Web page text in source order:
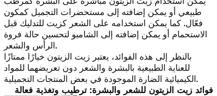
طبيعي أو يمكن إضافته إلى مستحضرات التجميل كمكون
فعّال. كما يمكن استخدامه على الشعر كزيت للتدليك قبل
الاستحمام أو يمكن إضافته إلى الشامبو لتحسين حالة فروة
الرأس والشعر.
بالنظر إلى هذه الفوائد، يعتبر زيت الزيتون خيارًا ممتازًا
للعناية الطبيعية بالبشرة والشعر دون تعريضهما للمواد
الكيميائية الضارة الموجودة في بعض المنتجات التجميلية.
فوائد زيت الزيتون للشعر والبشرة: ترطيب وتغذية فعالة